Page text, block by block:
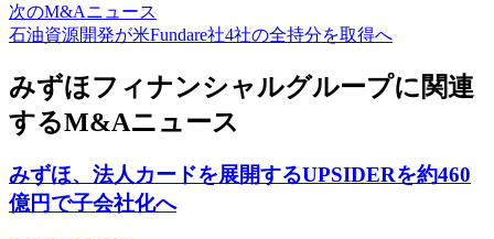
次のM&Aニュース
石油資源開発が米Fundare社4社の全持分を取得へ
みずほフィナンシャルグループに関連
するM&Aニュース
みずほ、法人カードを展開するUPSIDERを約460
億円で子会社化へ